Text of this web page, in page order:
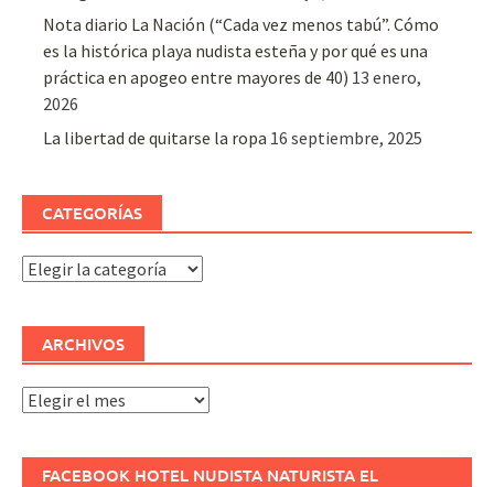
Nota diario La Nación (“Cada vez menos tabú”. Cómo
es la histórica playa nudista esteña y por qué es una
práctica en apogeo entre mayores de 40) 13 enero,
2026
La libertad de quitarse la ropa 16 septiembre, 2025
CATEGORÍAS
Categorías
ARCHIVOS
Archivos
FACEBOOK HOTEL NUDISTA NATURISTA EL